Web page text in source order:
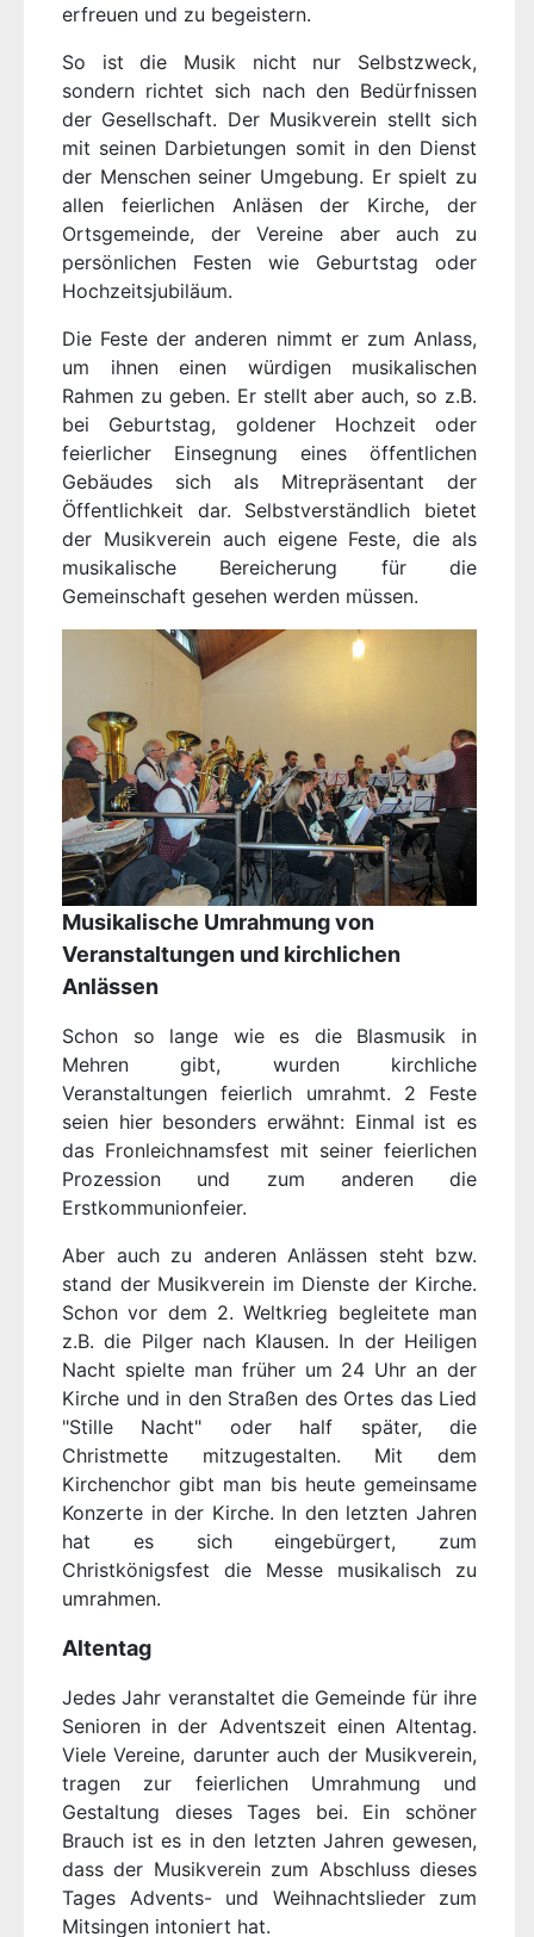
erfreuen und zu begeistern.
So ist die Musik nicht nur Selbstzweck,
sondern richtet sich nach den Bedürfnissen
der Gesellschaft. Der Musikverein stellt sich
mit seinen Darbietungen somit in den Dienst
der Menschen seiner Umgebung. Er spielt zu
allen feierlichen Anläsen der Kirche, der
Ortsgemeinde, der Vereine aber auch zu
persönlichen Festen wie Geburtstag oder
Hochzeitsjubiläum.
Die Feste der anderen nimmt er zum Anlass,
um ihnen einen würdigen musikalischen
Rahmen zu geben. Er stellt aber auch, so z.B.
bei Geburtstag, goldener Hochzeit oder
feierlicher Einsegnung eines öffentlichen
Gebäudes sich als Mitrepräsentant der
Öffentlichkeit dar. Selbstverständlich bietet
der Musikverein auch eigene Feste, die als
musikalische Bereicherung für die
Gemeinschaft gesehen werden müssen.
Musikalische Umrahmung von
Veranstaltungen und kirchlichen
Anlässen
Schon so lange wie es die Blasmusik in
Mehren gibt, wurden kirchliche
Veranstaltungen feierlich umrahmt. 2 Feste
seien hier besonders erwähnt: Einmal ist es
das Fronleichnamsfest mit seiner feierlichen
Prozession und zum anderen die
Erstkommunionfeier.
Aber auch zu anderen Anlässen steht bzw.
stand der Musikverein im Dienste der Kirche.
Schon vor dem 2. Weltkrieg begleitete man
z.B. die Pilger nach Klausen. In der Heiligen
Nacht spielte man früher um 24 Uhr an der
Kirche und in den Straßen des Ortes das Lied
"Stille Nacht" oder half später, die
Christmette mitzugestalten. Mit dem
Kirchenchor gibt man bis heute gemeinsame
Konzerte in der Kirche. In den letzten Jahren
hat es sich eingebürgert, zum
Christkönigsfest die Messe musikalisch zu
umrahmen.
Altentag
Jedes Jahr veranstaltet die Gemeinde für ihre
Senioren in der Adventszeit einen Altentag.
Viele Vereine, darunter auch der Musikverein,
tragen zur feierlichen Umrahmung und
Gestaltung dieses Tages bei. Ein schöner
Brauch ist es in den letzten Jahren gewesen,
dass der Musikverein zum Abschluss dieses
Tages Advents- und Weihnachtslieder zum
Mitsingen intoniert hat.